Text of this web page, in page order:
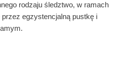
rodzaju śledztwo, w ramach
egzystencjalną pustkę i